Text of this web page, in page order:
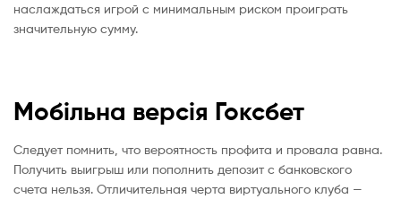
наслаждаться игрой с минимальным риском проиграть
значительную сумму.
Мобільна версія Гоксбет
Следует помнить, что вероятность профита и провала равна.
Получить выигрыш или пополнить депозит с банковского
счета нельзя. Отличительная черта виртуального клуба —